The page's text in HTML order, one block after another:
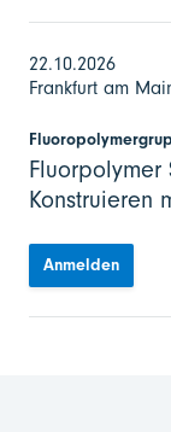
22.10.2026
Frankfurt am
Fluorpolymer
Konstruieren
Anmelden